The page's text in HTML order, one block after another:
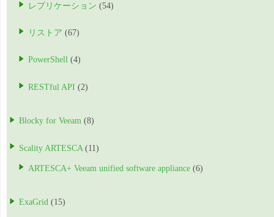
レプリケーション (54)
リストア (67)
PowerShell (4)
RESTful API (2)
Blocky for Veeam (8)
Scality ARTESCA (11)
ARTESCA+ Veeam unified software appliance (6)
ExaGrid (15)